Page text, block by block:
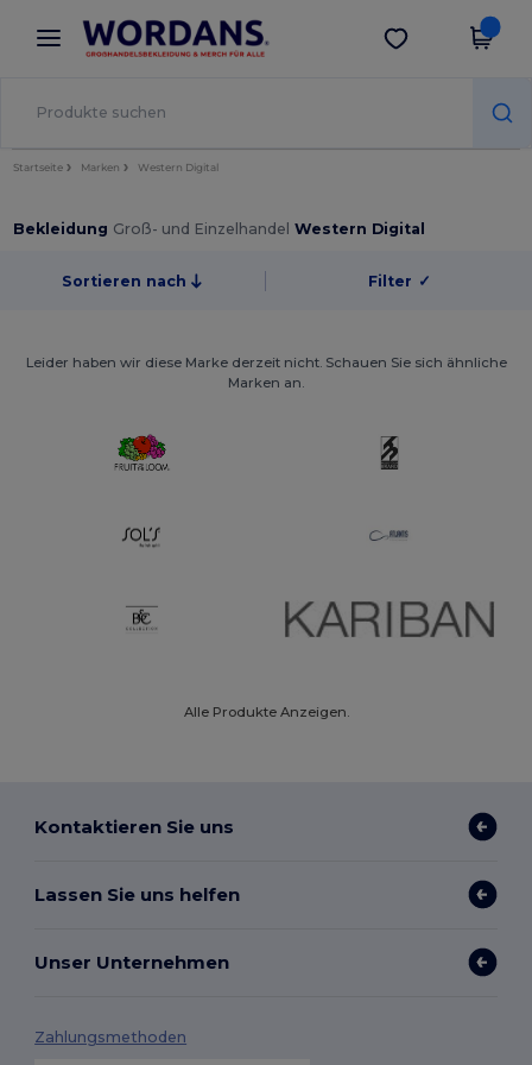
× Wordans App
Bessere Preise in der App!
App holen
Startseite Marken Western Digital
Bekleidung Groß- und Einzelhandel Western Digital
Sortieren nach Filter ✓
Leider haben wir diese Marke derzeit nicht. Schauen Sie sich ähnliche
Marken an.
Alle Produkte Anzeigen.
Kontaktieren Sie uns
Lassen Sie uns helfen
Unser Unternehmen
Zahlungsmethoden